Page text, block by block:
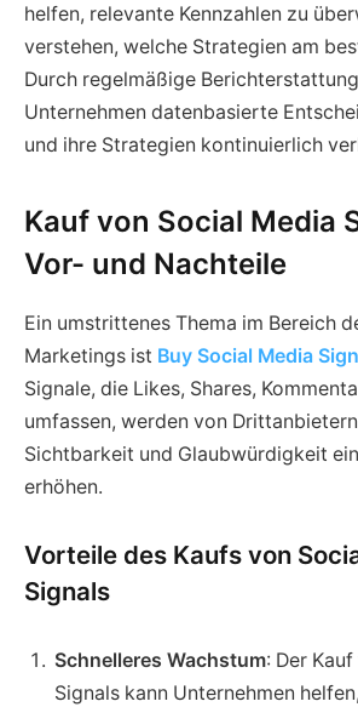
helfen, relevante Kennzahlen zu
verstehen, welche Strategien am
Durch regelmäßige
Unternehmen datenbasierte
und ihre Strategien kontinuierlich
Kauf von Social Media
Vor- und Nachteile
Ein umstrittenes Thema im Bereich
Marketings ist Buy Social Media
Signale, die Likes, Shares,
umfassen, werden von
Sichtbarkeit und Glaubwürdigkeit
erhöhen.
Vorteile des Kaufs von
Signals
Schnelleres Wachstum: Der
Signals kann Unternehmen